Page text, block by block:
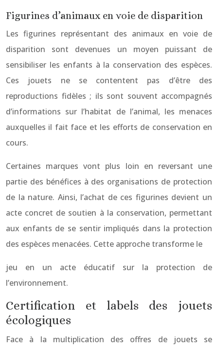
Figurines d’animaux en voie de disparition
Les figurines représentant des animaux en voie de
disparition sont devenues un moyen puissant de
sensibiliser les enfants à la conservation des espèces.
Ces jouets ne se contentent pas d’être des
reproductions fidèles ; ils sont souvent accompagnés
d’informations sur l’habitat de l’animal, les menaces
auxquelles il fait face et les efforts de conservation en
cours.
Certaines marques vont plus loin en reversant une
partie des bénéfices à des organisations de protection
de la nature. Ainsi, l’achat de ces figurines devient un
acte concret de soutien à la conservation, permettant
aux enfants de se sentir impliqués dans la protection
des espèces menacées. Cette approche transforme le
jeu en un acte éducatif sur la protection de
l’environnement.
Certification et labels des jouets
écologiques
Face à la multiplication des offres de jouets se